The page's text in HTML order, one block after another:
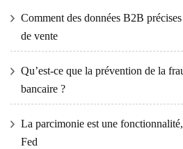
Comment des données B2B
de vente
Qu’est-ce que la prévention de la
bancaire ?
La parcimonie est une
Fed